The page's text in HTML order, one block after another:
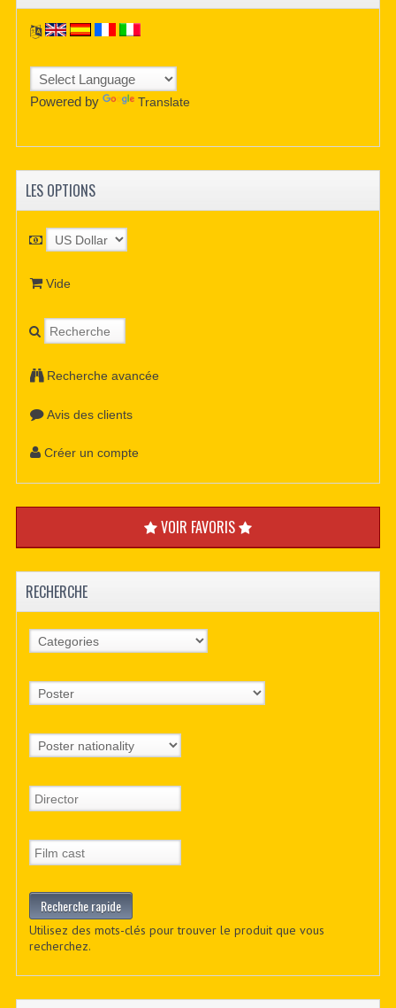
Powered by Translate
LES OPTIONS
Vide
Recherche avancée
Avis des clients
Créer un compte
VOIR FAVORIS
RECHERCHE
Utilisez des mots-clés pour trouver le produit que vous
recherchez.